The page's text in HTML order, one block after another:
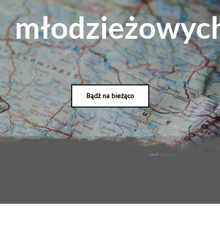
Bądź na bieżąco